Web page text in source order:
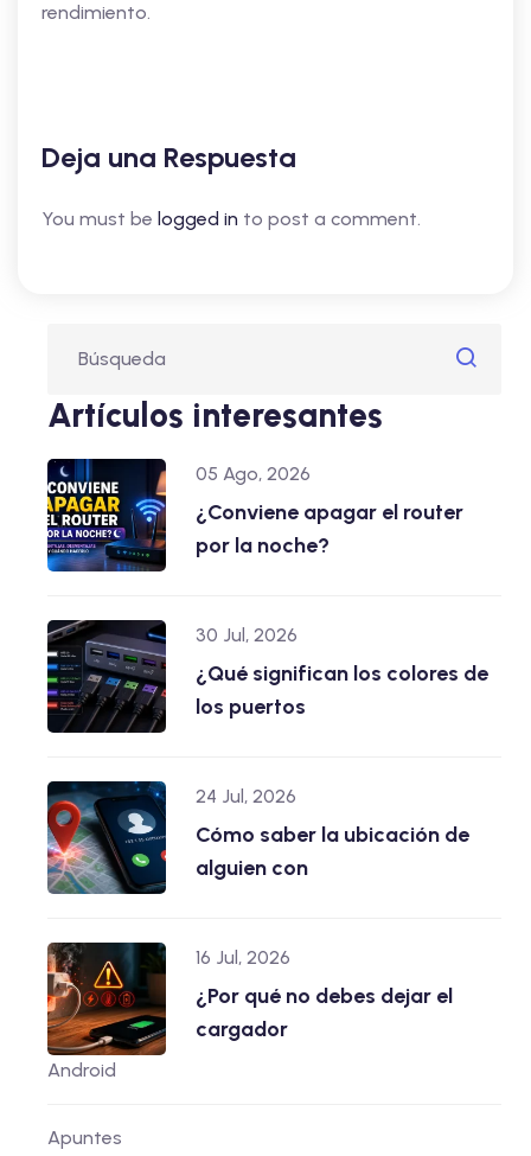
rendimiento.
Deja una Respuesta
You must be logged in to post a comment.
Artículos interesantes
05 Ago, 2026
¿Conviene apagar el router
por la noche?
30 Jul, 2026
¿Qué significan los colores de
los puertos
24 Jul, 2026
Cómo saber la ubicación de
alguien con
16 Jul, 2026
¿Por qué no debes dejar el
cargador
Android
Apuntes